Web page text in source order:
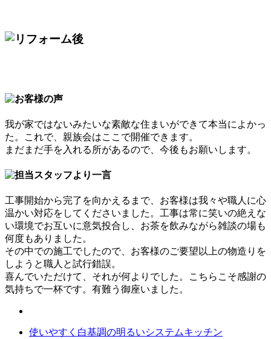
我が家ではないみたいな素敵な住まいができて本当によかっ
た。これで、親族会はここで開催できます。
まだまだ手を入れる所があるので、今後もお願いします。
工事開始から完了を向かえるまで、お客様は我々や職人に心
温かい対応をしてくださいました。工事は常に笑いの絶えな
い環境でお互いに意気投合し、お茶を飲みながら雑談の場も
何度もありました。
その中での施工でしたので、お客様のご要望以上の物造りを
しようと職人と試行錯誤。
喜んでいただけて、それが何よりでした。こちらこそ感謝の
気持ちで一杯です。有難う御座いました。
使いやすく白基調の明るいシステムキッチン